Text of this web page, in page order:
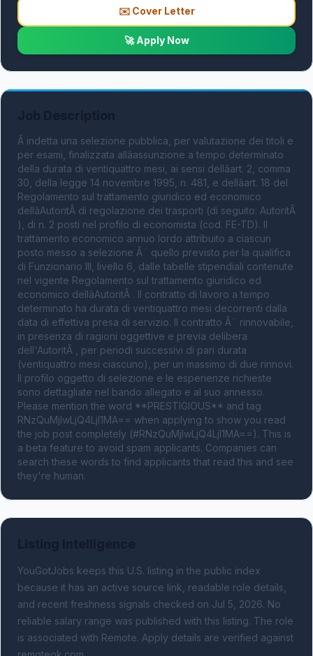
✉️ Cover Letter
🚀 Apply Now
Ã indetta una selezione pubblica, per valutazione dei titoli e
per esami, finalizzata allâassunzione a tempo determinato
della durata di ventiquattro mesi, ai sensi dellâart. 2, comma
30, della legge 14 novembre 1995, n. 481, e dellâart. 18 del
Regolamento sul trattamento giuridico ed economico
dellâAutoritÃ di regolazione dei trasporti (di seguito: AutoritÃ
), di n. 2 posti nel profilo di economista (cod. FE-TD). Il
trattamento economico annuo lordo attribuito a ciascun
posto messo a selezione Ã¨ quello previsto per la qualifica
di Funzionario III, livello 6, dalle tabelle stipendiali contenute
nel vigente Regolamento sul trattamento giuridico ed
economico dellâAutoritÃ . Il contratto di lavoro a tempo
determinato ha durata di ventiquattro mesi decorrenti dalla
data di effettiva presa di servizio. Il contratto Ã¨ rinnovabile,
in presenza di ragioni oggettive e previa delibera
dell'AutoritÃ , per periodi successivi di pari durata
(ventiquattro mesi ciascuno), per un massimo di due rinnovi.
Il profilo oggetto di selezione e le esperienze richieste
sono dettagliate nel bando allegato e al suo annesso.
Please mention the word **PRESTIGIOUS** and tag
RNzQuMjIwLjQ4LjI1MA== when applying to show you read
the job post completely (#RNzQuMjIwLjQ4LjI1MA==). This is
a beta feature to avoid spam applicants. Companies can
search these words to find applicants that read this and see
they're human.
YouGotJobs keeps this U.S. listing in the public index
because it has an active source link, readable role details,
and recent freshness signals checked on Jul 5, 2026. No
reliable salary range was published with this listing. The role
is associated with Remote. Apply details are verified against